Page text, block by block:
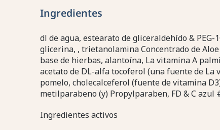
Ingredientes
dl de agua, estearato de gliceraldehído &
glicerina, , trietanolamina Concentrado de
base de hierbas, alantoína, La vitamina A
acetato de DL-alfa tocoferol (una fuente de La
pomelo, cholecalceferol (fuente de vitamina
metilparabeno (y) Propylparaben, FD & C azul
Ingredientes activos